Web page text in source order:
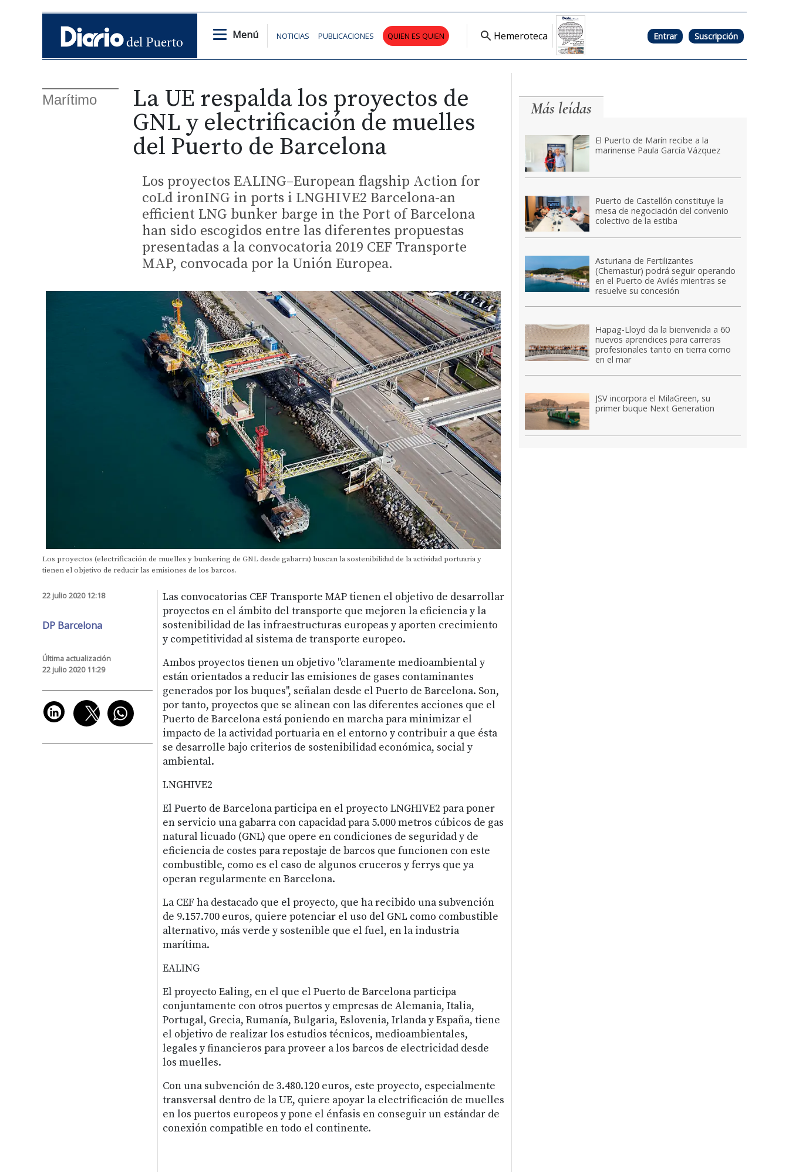
Menú NOTICIAS PUBLICACIONES QUIEN ES QUIEN Hemeroteca Entrar Suscripción
Marítimo
La UE respalda los proyectos de
GNL y electrificación de muelles
del Puerto de Barcelona
Los proyectos EALING–European flagship Action for
coLd ironING in ports i LNGHIVE2 Barcelona-an
efficient LNG bunker barge in the Port of Barcelona
han sido escogidos entre las diferentes propuestas
presentadas a la convocatoria 2019 CEF Transporte
MAP, convocada por la Unión Europea.
Los proyectos (electrificación de muelles y bunkering de GNL desde gabarra) buscan la sostenibilidad de la actividad portuaria y
tienen el objetivo de reducir las emisiones de los barcos.
22 julio 2020 12:18
DP Barcelona
Última actualización
22 julio 2020 11:29
Las convocatorias CEF Transporte MAP tienen el objetivo de desarrollar
proyectos en el ámbito del transporte que mejoren la eficiencia y la
sostenibilidad de las infraestructuras europeas y aporten crecimiento
y competitividad al sistema de transporte europeo.
Ambos proyectos tienen un objetivo "claramente medioambiental y
están orientados a reducir las emisiones de gases contaminantes
generados por los buques", señalan desde el Puerto de Barcelona. Son,
por tanto, proyectos que se alinean con las diferentes acciones que el
Puerto de Barcelona está poniendo en marcha para minimizar el
impacto de la actividad portuaria en el entorno y contribuir a que ésta
se desarrolle bajo criterios de sostenibilidad económica, social y
ambiental.
LNGHIVE2
El Puerto de Barcelona participa en el proyecto LNGHIVE2 para poner
en servicio una gabarra con capacidad para 5.000 metros cúbicos de gas
natural licuado (GNL) que opere en condiciones de seguridad y de
eficiencia de costes para repostaje de barcos que funcionen con este
combustible, como es el caso de algunos cruceros y ferrys que ya
operan regularmente en Barcelona.
La CEF ha destacado que el proyecto, que ha recibido una subvención
de 9.157.700 euros, quiere potenciar el uso del GNL como combustible
alternativo, más verde y sostenible que el fuel, en la industria
marítima.
EALING
El proyecto Ealing, en el que el Puerto de Barcelona participa
conjuntamente con otros puertos y empresas de Alemania, Italia,
Portugal, Grecia, Rumanía, Bulgaria, Eslovenia, Irlanda y España, tiene
el objetivo de realizar los estudios técnicos, medioambientales,
legales y financieros para proveer a los barcos de electricidad desde
los muelles.
Con una subvención de 3.480.120 euros, este proyecto, especialmente
transversal dentro de la UE, quiere apoyar la electrificación de muelles
en los puertos europeos y pone el énfasis en conseguir un estándar de
conexión compatible en todo el continente.
Más leídas
El Puerto de Marín recibe a la
marinense Paula García Vázquez
Puerto de Castellón constituye la
mesa de negociación del convenio
colectivo de la estiba
Asturiana de Fertilizantes
(Chemastur) podrá seguir operando
en el Puerto de Avilés mientras se
resuelve su concesión
Hapag-Lloyd da la bienvenida a 60
nuevos aprendices para carreras
profesionales tanto en tierra como
en el mar
JSV incorpora el MilaGreen, su
primer buque Next Generation